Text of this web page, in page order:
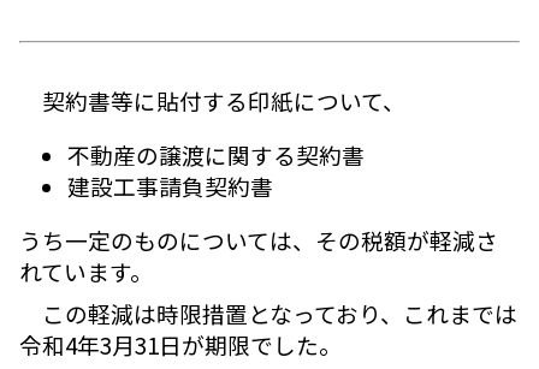
契約書等に貼付する印紙について、
不動産の譲渡に関する契約書
建設工事請負契約書
うち一定のものについては、その税額が軽減さ
れています。
この軽減は時限措置となっており、これまでは
令和4年3月31日が期限でした。